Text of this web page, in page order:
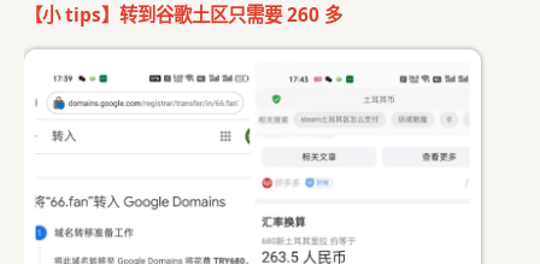
【小 tips】转到谷歌土区只需要 260 多